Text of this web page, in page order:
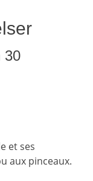
30
et ses
aux pinceaux.